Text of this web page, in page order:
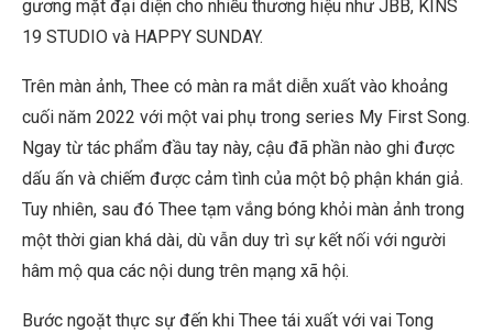
gương mặt đại diện cho nhiều thương hiệu như JBB, KINS
19 STUDIO và HAPPY SUNDAY.
Trên màn ảnh, Thee có màn ra mắt diễn xuất vào khoảng
cuối năm 2022 với một vai phụ trong series My First Song.
Ngay từ tác phẩm đầu tay này, cậu đã phần nào ghi được
dấu ấn và chiếm được cảm tình của một bộ phận khán giả.
Tuy nhiên, sau đó Thee tạm vắng bóng khỏi màn ảnh trong
một thời gian khá dài, dù vẫn duy trì sự kết nối với người
hâm mộ qua các nội dung trên mạng xã hội.
Bước ngoặt thực sự đến khi Thee tái xuất với vai Tong